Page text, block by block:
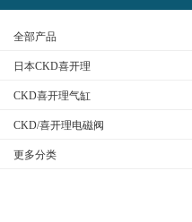
全部产品
日本CKD喜开理
CKD喜开理气缸
CKD/喜开理电磁阀
更多分类